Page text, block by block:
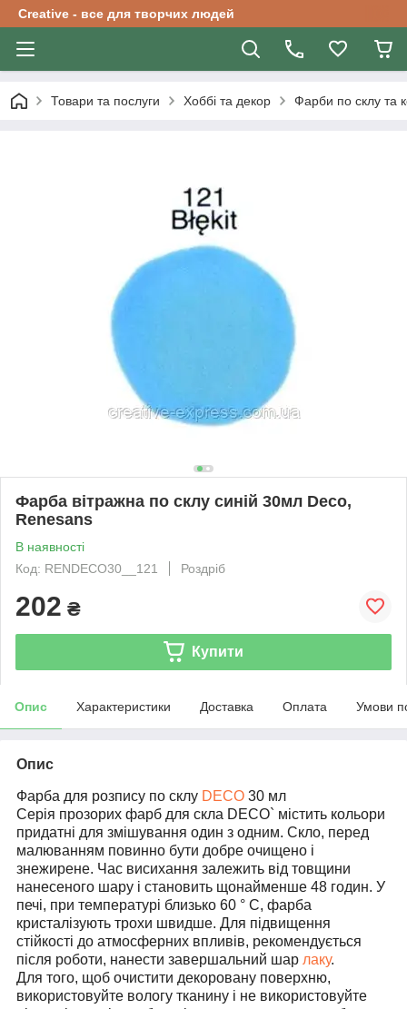
Creative - все для творчих людей
Товари та послуги Хоббі та декор Фарби по склу та
Фарба вітражна по склу синій 30мл Deco,
Renesans
В наявності
Код: RENDECO30__121
Роздріб
202 ₴
Купити
Опис Характеристики Доставка Оплата Умови
Опис
Фарба для розпису по склу DECO 30 мл
Серія прозорих фарб для скла DECO` містить кольори
придатні для змішування один з одним. Скло, перед
малюванням повинно бути добре очищено і
знежирене. Час висихання залежить від товщини
нанесеного шару і становить щонайменше 48 годин. У
печі, при температурі близько 60 ° C, фарба
кристалізують трохи швидше. Для підвищення
стійкості до атмосферних впливів, рекомендується
після роботи, нанести завершальний шар лаку.
Для того, щоб очистити декоровану поверхню,
використовуйте вологу тканину і не використовуйте